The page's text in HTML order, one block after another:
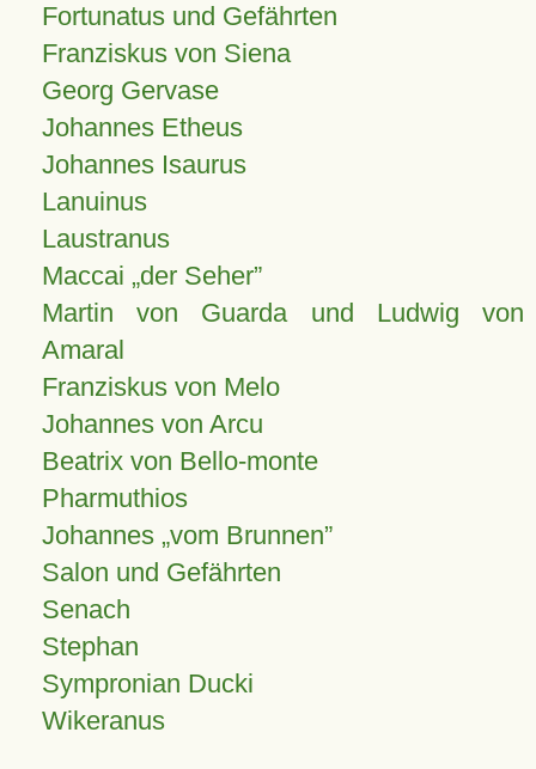
Fortunatus und Gefährten
Franziskus von Siena
Georg Gervase
Johannes Etheus
Johannes Isaurus
Lanuinus
Laustranus
Maccai „der Seher”
Martin von Guarda und Ludwig von
Amaral
Franziskus von Melo
Johannes von Arcu
Beatrix von Bello-monte
Pharmuthios
Johannes vom Brunnen
Salon und Gefährten
Senach
Stephan
Sympronian Ducki
Wikeranus